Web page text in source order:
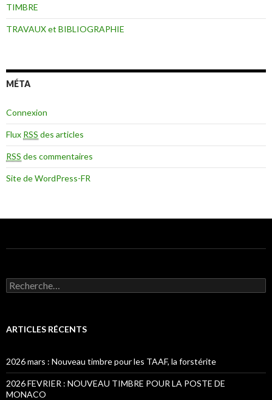
TIMBRE
TRAVAUX et BIBLIOGRAPHIE
MÉTA
Connexion
Flux RSS des articles
RSS des commentaires
Site de WordPress-FR
Recherche pour :
ARTICLES RÉCENTS
2026 mars : Nouveau timbre pour les TAAF, la forstérite
2026 FEVRIER : NOUVEAU TIMBRE POUR LA POSTE DE
MONACO